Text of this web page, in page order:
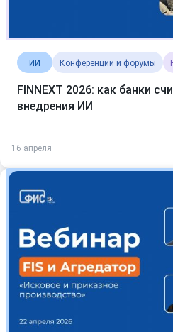
ИИ Конференции и форумы
FINNEXT 2026: как банки
внедрения ИИ
16 апреля